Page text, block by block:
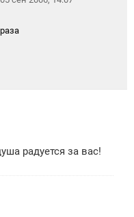
радуется за вас!